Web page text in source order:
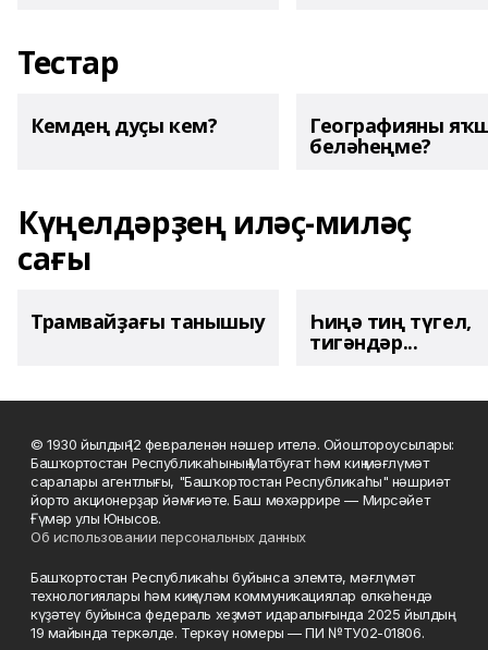
Тестар
Кемдең дуҫы кем? Географияны
беләһеңме?
Күңелдәрҙең иләҫ-миләҫ
сағы
Трамвайҙағы танышыу Һиңә тиң түгел,
тигәндәр...
© 1930 йылдың 12 февраленән нәшер ителә. Ойоштороусылары:
Башҡортостан Республикаһының Матбуғат һәм киң мәғлүмәт
саралары агентлығы, "Башҡортостан Республикаһы" нәшриәт
йорто акционерҙар йәмғиәте. Баш мөхәррире — Мирсәйет
Ғүмәр улы Юнысов.
Об использовании персональных данных
Башҡортостан Республикаһы буйынса элемтә, мәғлүмәт
технологиялары һәм киңкүләм коммуникациялар өлкәһендә
күҙәтеү буйынса федераль хеҙмәт идаралығында 2025 йылдың
19 майында теркәлде. Теркәү номеры — ПИ №ТУ02-01806.